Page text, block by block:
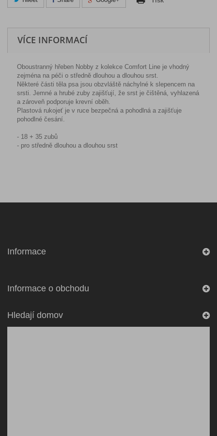
VÍCE INFORMACÍ
Oboustranný hřeben Nobby z kolekce Comfort Line je vhodný
zejména na péči o středně dlouhou a dlouhou srst.
Některé části těla psa jsou obzvláště náchylné k slepencem na
srsti. Jemné a hrubé zuby zajišťují, že srst je čištěná, vyhlazená
a zároveň podporuje krevní oběh.
Plastová rukojeť je v ruce bezpečná a pohodlná a zajišťuje
pohodlné česání.
- 18 + 35 zubů
- pro středně dlouhou a dlouhou srst
Informace
Informace o obchodu
Hledají domov